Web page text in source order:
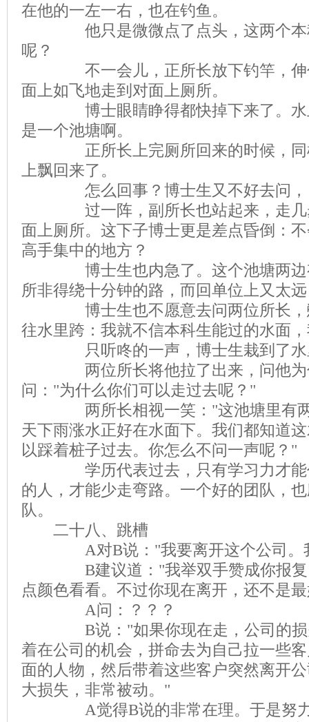
在他的一左一右，也在钓鱼。
他只是微微点了点头，这两个本
呢？
不一会儿，正所长放下钓竿，伸
面上如飞地走到对面上厕所。
博士眼睛睁得都快掉下来了。水
是一个池塘啊。
正所长上完厕所回来的时候，同
上飘回来了。
怎么回事？博士生又不好去问，
过一阵，副所长也站起来，走几
面上厕所。这下子博士更是差点昏倒：
高手集中的地方？
博士生也内急了。这个池塘两边
所非得绕十分钟的路，而回单位上又太
博士生也不愿意去问两位所长，
往水里跨：我就不信本科生能过的水面
只听咚的一声，博士生栽到了水
两位所长将他拉了出来，问他为
问："为什么你们可以走过去呢？"
两所长相视一笑："这池塘里有两
天下雨涨水正好在水面下。我们都知道
以踩着桩子过去。你怎么不问一声呢？"
学历代表过去，只有学习力才能
的人，才能少走弯路。一个好的团队，
队。
二十八、跳槽
A对B说："我要离开这个公司。我
B建议道："我举双手赞成你报复
点颜色看看。不过你现在离开，还不是
A问：？？？
B说："如果你现在走，公司的损
着在公司的机会，拼命去为自己拉一些
面的人物，然后带着这些客户突然离开
大损失，非常被动。"
A觉得B说的非常在理。于是努力